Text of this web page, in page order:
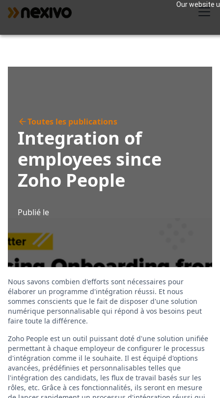
Our website
Toutes les publications
Integration of
employees since
Zoho People
Publié le
Nous savons combien d'efforts sont nécessaires pour
élaborer un programme d'intégration réussi. Et nous
sommes conscients que le fait de disposer d'une solution
numérique personnalisable qui répond à vos besoins peut
faire toute la différence.
Zoho People est un outil puissant doté d'une solution unifiée
permettant à chaque employeur de configurer le processus
d'intégration comme il le souhaite. Il est équipé d'options
avancées, prédéfinies et personnalisables telles que
l'intégration des candidats, les flux de travail basés sur les
rôles, etc. Grâce à ces fonctionnalités, ils seront en mesure